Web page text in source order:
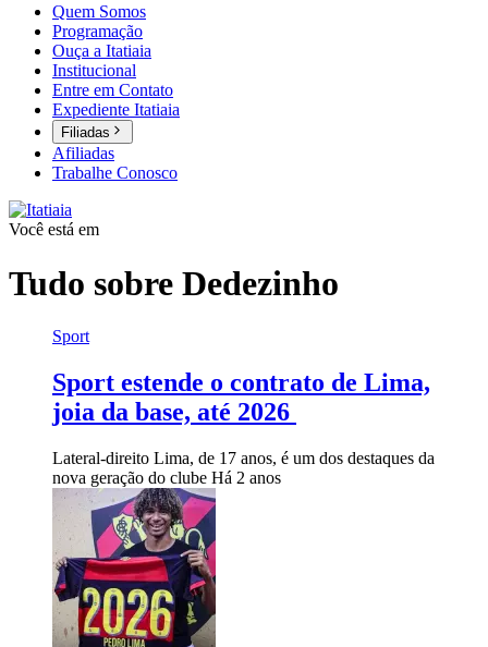
Quem Somos
Programação
Ouça a Itatiaia
Institucional
Entre em Contato
Expediente Itatiaia
Filiadas
Afiliadas
Trabalhe Conosco
Você está em
Tudo sobre Dedezinho
Sport
Sport estende o contrato de Lima,
joia da base, até 2026
Lateral-direito Lima, de 17 anos, é um dos destaques da
nova geração do clube Há 2 anos